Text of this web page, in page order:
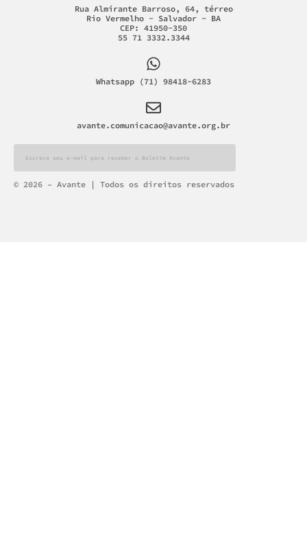
Rua Almirante Barroso, 64, térreo
Rio Vermelho - Salvador - BA
CEP: 41950-350
55 71 3332.3344
Whatsapp (71) 98418-6283
avante.comunicacao@avante.org.br
Alternative:
© 2026 – Avante | Todos os direitos reservados